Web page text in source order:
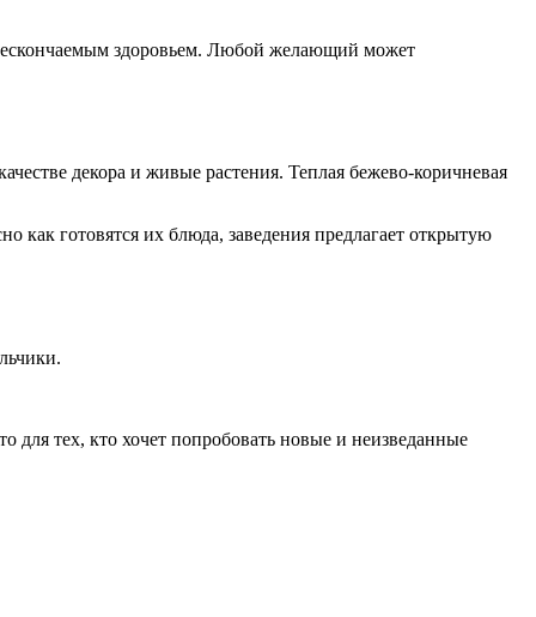
здоровьем. Любой желающий может
декора и живые растения. Теплая бежево-коричневая
как готовятся их блюда, заведения предлагает открытую
для тех, кто хочет попробовать новые и неизведанные